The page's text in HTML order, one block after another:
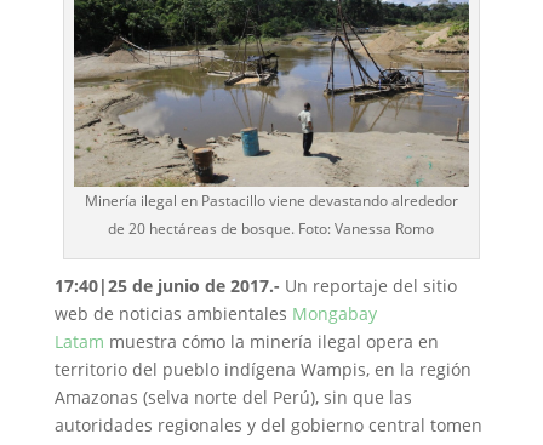
Minería ilegal en Pastacillo viene devastando alrededor
de 20 hectáreas de bosque. Foto: Vanessa Romo
17:40|25 de junio de 2017.- Un reportaje del sitio
web de noticias ambientales Mongabay
Latam muestra cómo la minería ilegal opera en
territorio del pueblo indígena Wampis, en la región
Amazonas (selva norte del Perú), sin que las
autoridades regionales y del gobierno central tomen